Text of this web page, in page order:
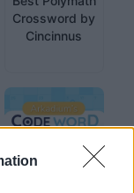
Crossword by
Cincinnus